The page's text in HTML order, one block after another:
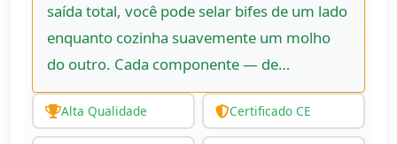
saída total, você pode selar bifes de um lado
enquanto cozinha suavemente um molho
do outro. Cada componente — de…
Alta Qualidade Certificado CE